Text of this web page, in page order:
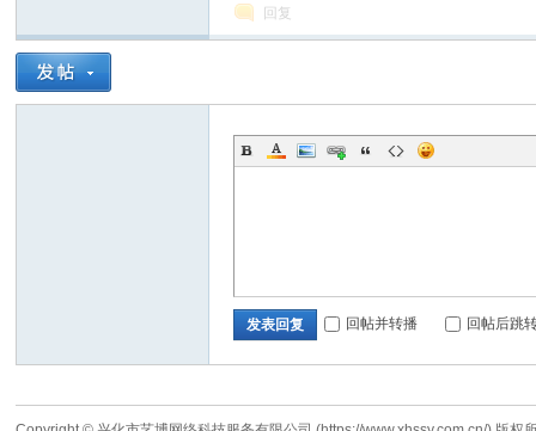
回复
发表回复 回帖并转播 回帖后跳